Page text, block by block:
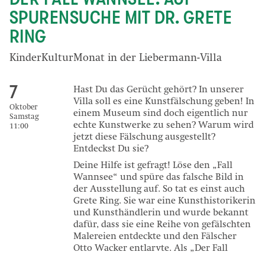
SPURENSUCHE MIT DR. GRETE
RING
KinderKulturMonat in der Liebermann-Villa
Hast Du das Gerücht gehört? In unserer
Villa soll es eine Kunstfälschung geben! In
einem Museum sind doch eigentlich nur
echte Kunstwerke zu sehen? Warum wird
jetzt diese Fälschung ausgestellt?
Entdeckst Du sie?
Deine Hilfe ist gefragt! Löse den „Fall
Wannsee“ und spüre das falsche Bild in
der Ausstellung auf. So tat es einst auch
Grete Ring. Sie war eine Kunsthistorikerin
und Kunsthändlerin und wurde bekannt
dafür, dass sie eine Reihe von gefälschten
Malereien entdeckte und den Fälscher
Otto Wacker entlarvte. Als „Der Fall
7
Oktober
Samstag
11:00